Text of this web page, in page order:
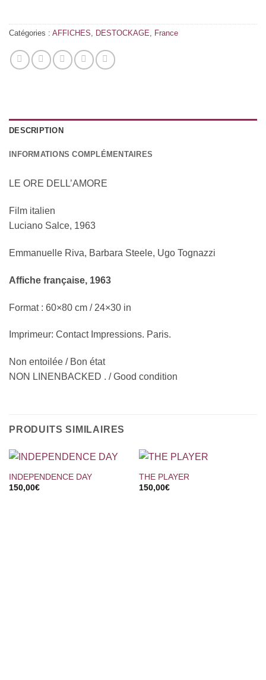
Catégories : AFFICHES, DESTOCKAGE, France
DESCRIPTION
INFORMATIONS COMPLÉMENTAIRES
LE ORE DELL’AMORE
Film italien
Luciano Salce, 1963
Emmanuelle Riva, Barbara Steele, Ugo Tognazzi
Affiche française, 1963
Format : 60×80 cm / 24×30 in
Imprimeur: Contact Impressions. Paris.
Non entoilée / Bon état
NON LINENBACKED . / Good condition
PRODUITS SIMILAIRES
INDEPENDENCE DAY
150,00€
THE PLAYER
150,00€